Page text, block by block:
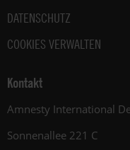
DATENSCHUTZ
COOKIES VERWALTEN
Kontakt
Amnesty International
Sonnenallee 221 C